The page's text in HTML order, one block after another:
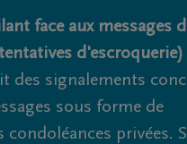
face aux messages
d'escroquerie)
des signalements
sous forme de
condoléances privées.